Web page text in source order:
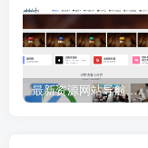
最新资源网站导航,让你的资源爆满！推荐5个优质互联网资源分享网站